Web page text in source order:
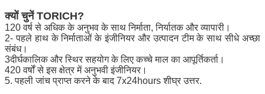
क्यों चुनें TORICH?
120 वर्ष से अधिक के अनुभव के साथ निर्माता, निर्यातक और व्यापारी।
2- पहले हाथ के निर्माताओं के इंजीनियर और उत्पादन टीम के साथ सीधे अच्छा
संबंध।
3दीर्घकालिक और स्थिर सहयोग के लिए कच्चे माल का आपूर्तिकर्ता।
420 वर्षों से इस क्षेत्र में अनुभवी इंजीनियर।
5. पहली जांच प्राप्त करने के बाद 7x24hours शीघ्र उत्तर.